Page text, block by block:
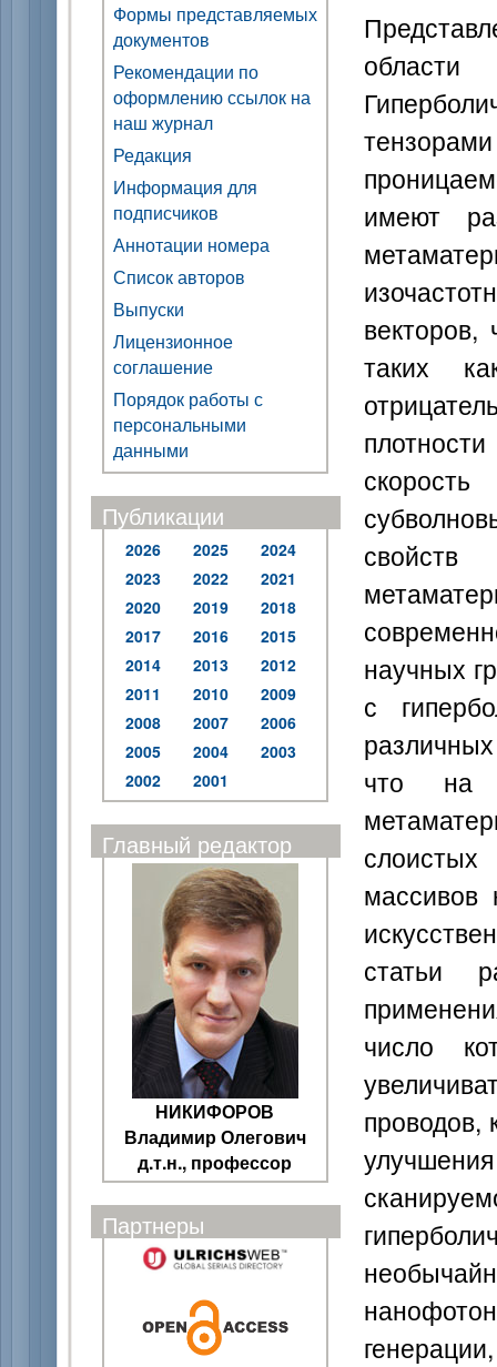
Формы представляемых
документов
Рекомендации по
оформлению ссылок на
наш журнал
Редакция
Информация для
подписчиков
Аннотации номера
Список авторов
Выпуски
Лицензионное
соглашение
Порядок работы с
персональными
данными
Публикации
2026 2025
2024
2023
2022
2021
2020
2019
2018
2017
2016
2015
2014
2013
2012
2011
2010
2009
2008
2007
2006
2005
2004
2003
2002
2001
Главный редактор
НИКИФОРОВ
Владимир Олегович
д.т.н., профессор
Партнеры
области
имеют
таких
свойств
научных
с
что на
массивов
статьи
число
проводов,